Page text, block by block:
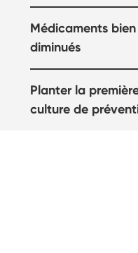
Médicaments
diminués
Planter la
culture de